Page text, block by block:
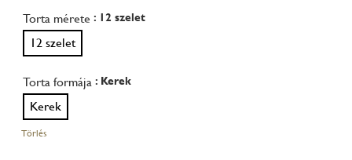
Torta mérete : 12 szelet
12 szelet
Torta formája : Kerek
Kerek
Törlés